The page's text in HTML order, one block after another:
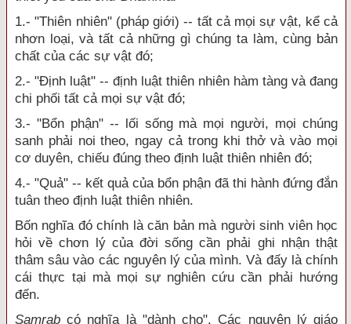
1.- "Thiên nhiên" (pháp giới) -- tất cả mọi sự vật, kể cả
nhơn loại, và tất cả những gì chúng ta làm, cùng bản
chất của các sự vật đó;
2.- "Ðịnh luật" -- định luật thiên nhiên hàm tàng và đang
chi phối tất cả mọi sự vật đó;
3.- "Bổn phận" -- lối sống mà mọi người, mọi chúng
sanh phải noi theo, ngay cả trong khi thở và vào mọi
cơ duyên, chiếu đúng theo định luật thiên nhiên đó;
4.- "Quả" -- kết quả của bổn phận đã thi hành đứng đắn
tuân theo định luật thiên nhiên.
Bốn nghĩa đó chính là căn bản mà người sinh viên học
hỏi về chơn lý của đời sống cần phải ghi nhận thật
thâm sâu vào các nguyên lý của mình. Và đấy là chính
cái thực tại mà mọi sự nghiên cứu cần phải hướng
đến.
Samrabcó nghĩa là "dành cho". Các nguyên lý giáo